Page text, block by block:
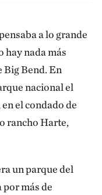
a lo grande
hay nada más
Big Bend. En
nacional el
el condado de
rancho Harte,
un parque del
por más de